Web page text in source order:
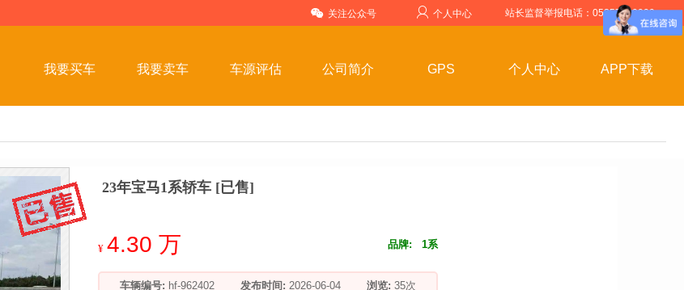
关注公众号 个人中心 站长监督举报电话：05357599999
我要买车 我要卖车 车源评估 公司简介 GPS 个人中心 APP下载
23年宝马1系轿车 [已售]
¥ 4.30 万 品牌: 1系
车辆编号: hf-962402 发布时间: 2026-06-04 浏览: 35次